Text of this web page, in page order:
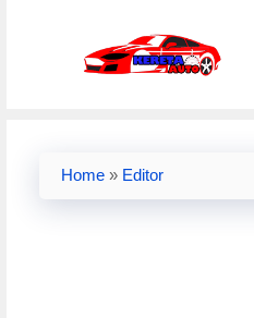
Home » Editor